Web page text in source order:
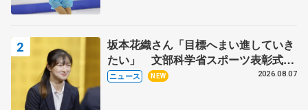
坂本花織さん「目標へまい進していき
たい」 文部科学省スポーツ表彰式で
代表謝辞
ニュース NEW 2026.08.07